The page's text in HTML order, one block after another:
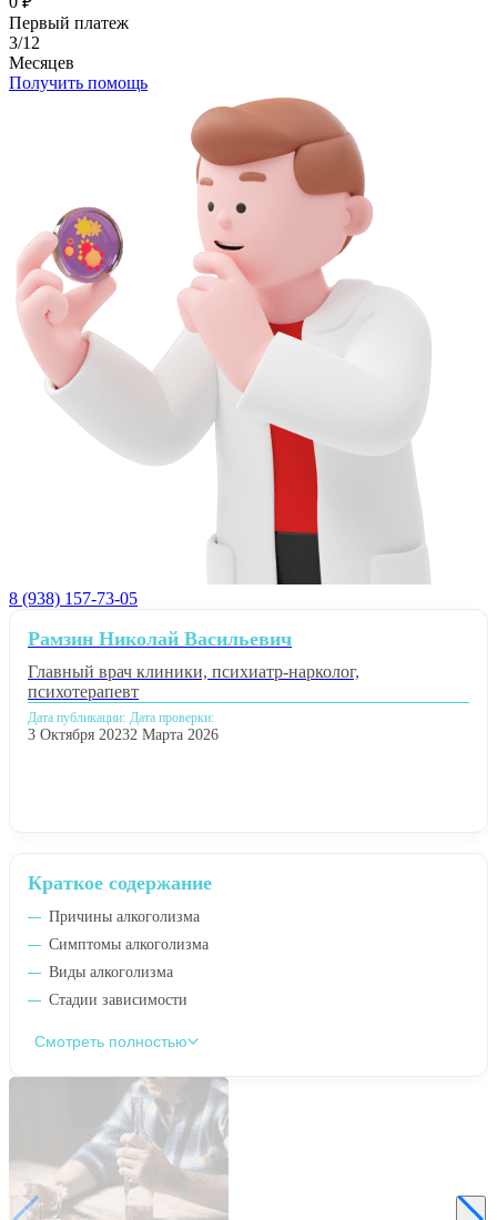
Первый платеж
3/12
Месяцев
Получить помощь
8 (938) 157-73-05
Краткое содержание
Причины алкоголизма
Симптомы алкоголизма
Виды алкоголизма
Стадии зависимости
Смотреть полностью
Рамзин Николай Васильевич
Главный врач клиники, психиатр-нарколог,
психотерапевт
Дата публикации:
3 Октября 2023
Дата проверки:
2 Марта 2026